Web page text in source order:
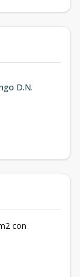
D.N.
con